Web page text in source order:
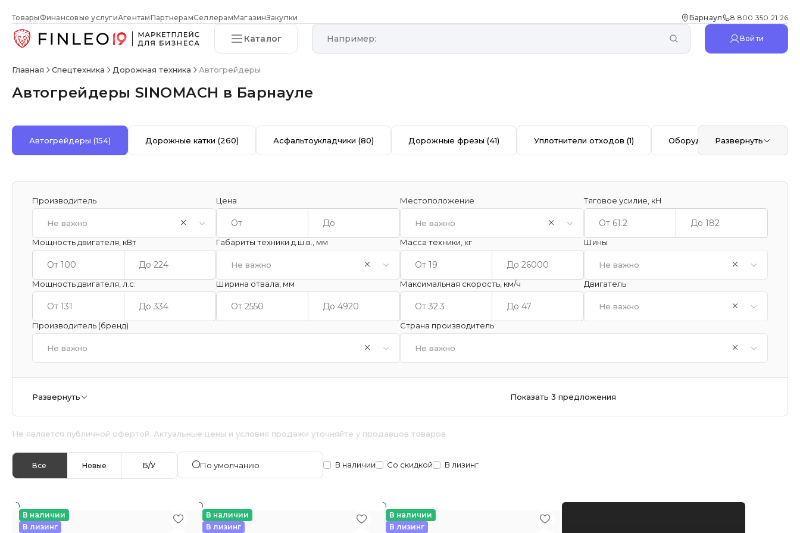
Товары Финансовые услугиАгентамПартнерамСеллерамМагазинЗакупки Барнаул 8 800 350 21 26
Каталог Войти
Главная Спецтехника Дорожная техника Автогрейдеры
Автогрейдеры SINOMACH в Барнауле
Автогрейдеры(154) Дорожные катки(260) Асфальтоукладчики(80) Дорожные фрезы (41) Уплотнители отходов (1) Оборудование для обочин
Развернуть
Производитель
Не важно
Цена Местоположение
Не важно
Тяговое усилие, кН
Мощность двигателя, кВт Габариты техники д.ш.в., мм
Не важно
Масса техники, кг Шины
Не важно
Мощность двигателя, л.с.
Ширина отвала, мм Максимальная скорость, км/ч Двигатель
Не важно
Производитель (бренд)
Не важно
Страна производитель
Не важно
Развернуть Показать 3 предложения
Не является публичной офертой. Актуальные цены и условия продажи уточняйте у продавцов товаров.
Все Новые Б/У По умолчанию В наличии Со скидкой В лизинг
В наличии
В лизинг
В наличии
В лизинг
В наличии
В лизинг